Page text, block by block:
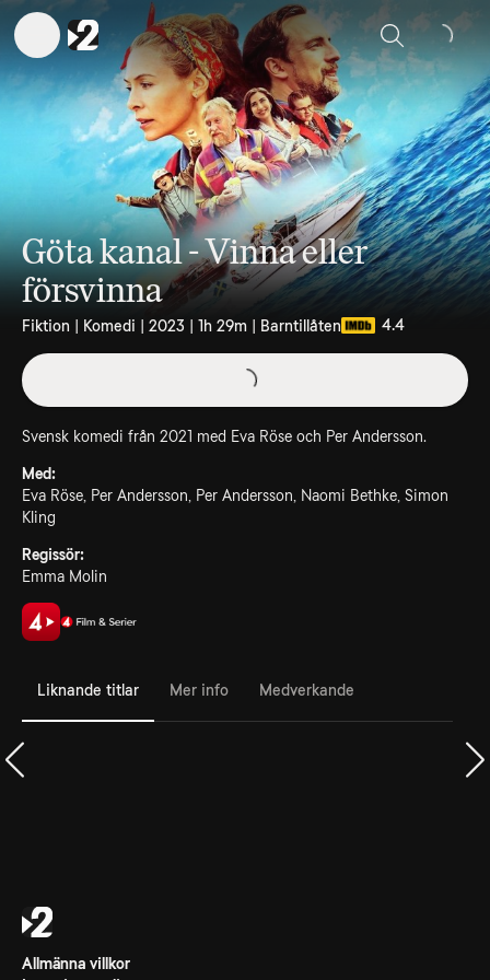
Sök
Göta kanal - Vinna eller
försvinna
Fiktion | Komedi | 2023 | 1h 29m | Barntillåten 4.4
Svensk komedi från 2021 med Eva Röse och Per Andersson.
Med:
Eva Röse, Per Andersson, Per Andersson, Naomi Bethke, Simon
Kling
Regissör:
Emma Molin
Liknande titlar Mer info Medverkande
Allmänna villkor